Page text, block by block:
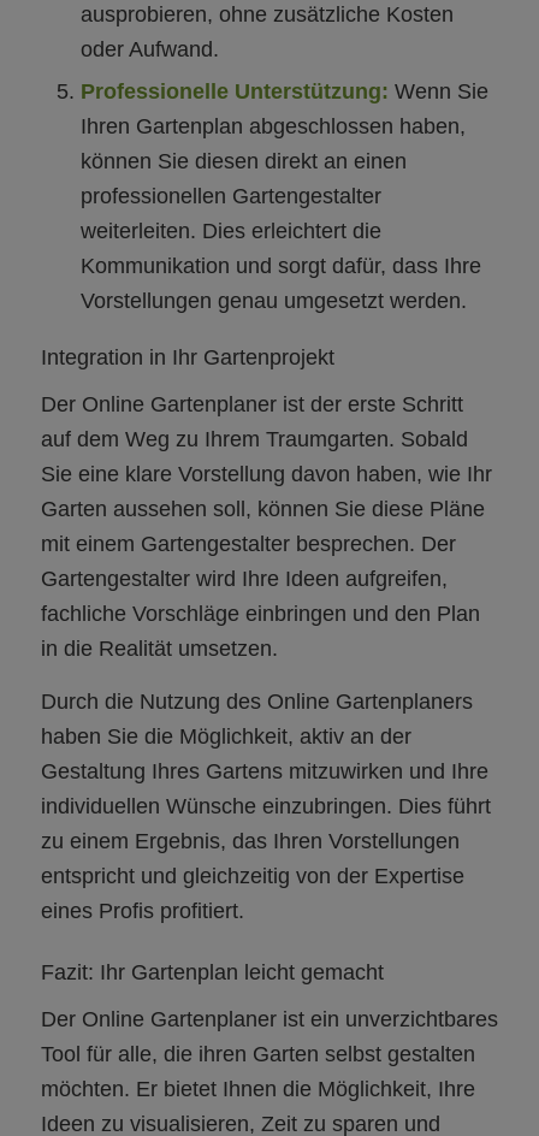
ausprobieren, ohne zusätzliche Kosten
oder Aufwand.
Professionelle Unterstützung: Wenn Sie
Ihren Gartenplan abgeschlossen haben,
können Sie diesen direkt an einen
professionellen Gartengestalter
weiterleiten. Dies erleichtert die
Kommunikation und sorgt dafür, dass Ihre
Vorstellungen genau umgesetzt werden.
Integration in Ihr Gartenprojekt
Der Online Gartenplaner ist der erste Schritt
auf dem Weg zu Ihrem Traumgarten. Sobald
Sie eine klare Vorstellung davon haben, wie Ihr
Garten aussehen soll, können Sie diese Pläne
mit einem Gartengestalter besprechen. Der
Gartengestalter wird Ihre Ideen aufgreifen,
fachliche Vorschläge einbringen und den Plan
in die Realität umsetzen.
Durch die Nutzung des Online Gartenplaners
haben Sie die Möglichkeit, aktiv an der
Gestaltung Ihres Gartens mitzuwirken und Ihre
individuellen Wünsche einzubringen. Dies führt
zu einem Ergebnis, das Ihren Vorstellungen
entspricht und gleichzeitig von der Expertise
eines Profis profitiert.
Fazit: Ihr Gartenplan leicht gemacht
Der Online Gartenplaner ist ein unverzichtbares
Tool für alle, die ihren Garten selbst gestalten
möchten. Er bietet Ihnen die Möglichkeit, Ihre
Ideen zu visualisieren, Zeit zu sparen und